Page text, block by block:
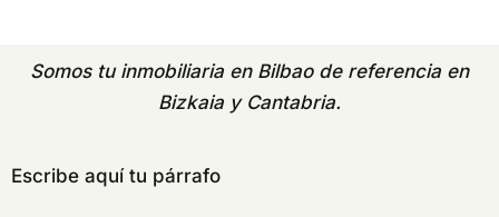
Somos tu inmobiliaria en Bilbaode referencia en
Bizkaia y Cantabria.
Escribe aquí tu párrafo